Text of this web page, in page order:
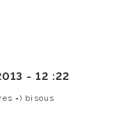
-12 :22
=) bisous